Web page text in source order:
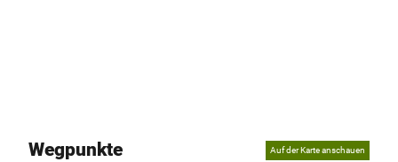
Wegpunkte Auf der Karte anschauen